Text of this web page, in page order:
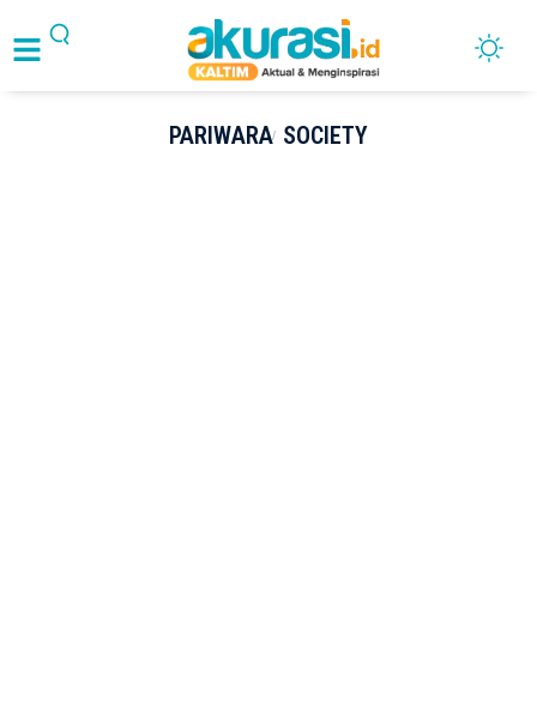
PARIWARA SOCIETY